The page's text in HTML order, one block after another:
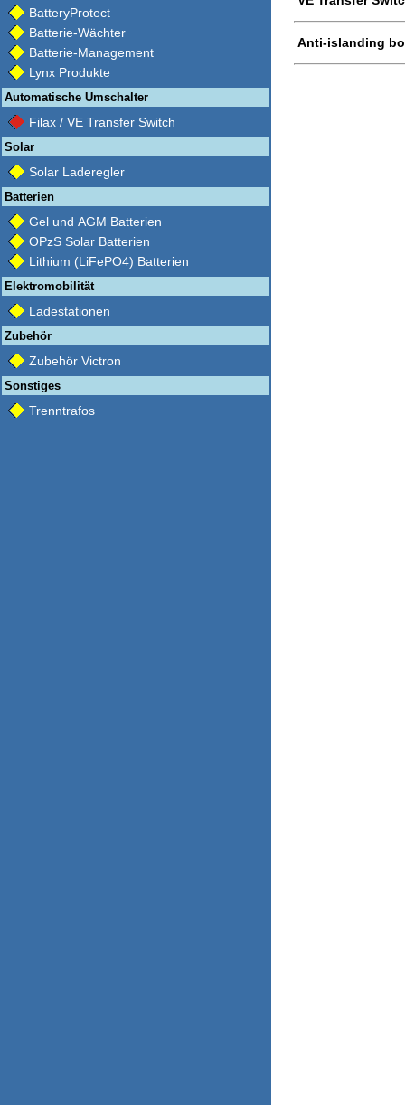
BatteryProtect
Batterie-Wächter
Batterie-Management
Lynx Produkte
Automatische Umschalter
Filax / VE Transfer Switch
Solar
Solar Laderegler
Batterien
Gel und AGM Batterien
OPzS Solar Batterien
Lithium (LiFePO4) Batterien
Elektromobilität
Ladestationen
Zubehör
Zubehör Victron
Sonstiges
Trenntrafos
Anti-islanding